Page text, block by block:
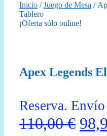
Inicio /Juego de Mesa /
Tablero
¡Oferta sólo online!
Apex Legends
Reserva.
110,00€ El